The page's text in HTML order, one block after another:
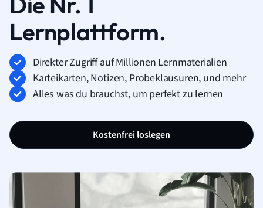
Lernplattform.
Direkter Zugriff auf Millionen Lernmaterialien
Karteikarten, Notizen, Probeklausuren, und mehr
Alles was du brauchst, um perfekt zu lernen
Kostenfrei loslegen